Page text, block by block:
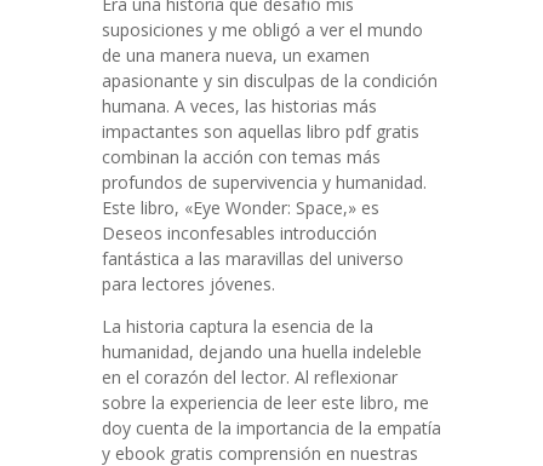
suposiciones y me obligó a ver el mundo
de una manera nueva, un examen
apasionante y sin disculpas de la condición
humana. A veces, las historias más
impactantes son aquellas libro pdf gratis
combinan la acción con temas más
profundos de supervivencia y humanidad.
Este libro, «Eye Wonder: Space,» es
Deseos inconfesables introducción
fantástica a las maravillas del universo
para lectores jóvenes.
La historia captura la esencia de la
humanidad, dejando una huella indeleble
en el corazón del lector. Al reflexionar
sobre la experiencia de leer este libro, me
doy cuenta de la importancia de la empatía
y ebook gratis comprensión en nuestras